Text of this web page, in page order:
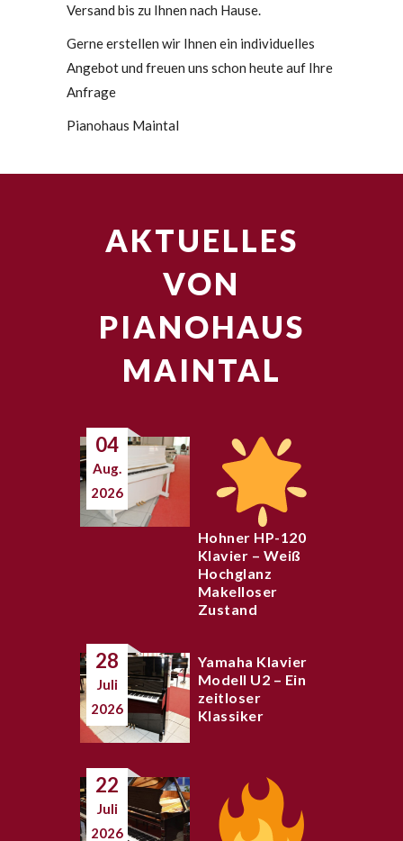
Versand bis zu Ihnen nach Hause.
Gerne erstellen wir Ihnen ein individuelles
Angebot und freuen uns schon heute auf Ihre
Anfrage
Pianohaus Maintal
AKTUELLES
VON
PIANOHAUS
MAINTAL
04
Aug.
2026
Hohner HP-120
Klavier – Weiß
Hochglanz
Makelloser
Zustand
28
Juli
2026
Yamaha Klavier
Modell U2 – Ein
zeitloser
Klassiker
22
Juli
2026